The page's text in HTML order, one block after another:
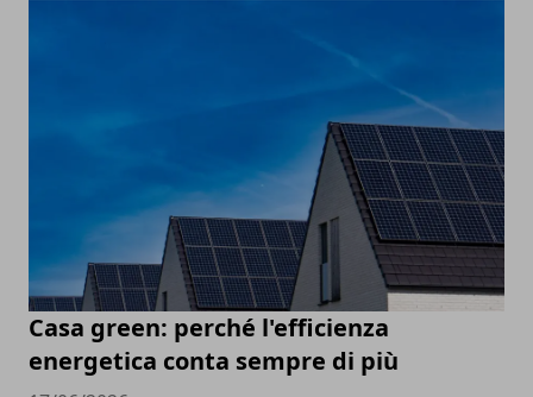
Casa green: perché l'efficienza
energetica conta sempre di più